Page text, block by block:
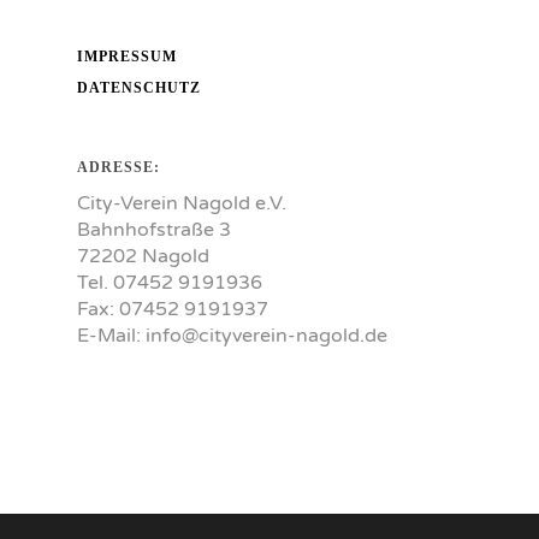
IMPRESSUM
DATENSCHUTZ
ADRESSE:
City-Verein Nagold e.V.
Bahnhofstraße 3
72202 Nagold
Tel. 07452 9191936
Fax: 07452 9191937
E-Mail: info@cityverein-nagold.de